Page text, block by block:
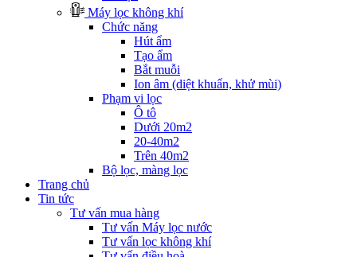
Máy lọc không khí
Chức năng
Hút ẩm
Tạo ẩm
Bắt muỗi
Ion âm (diệt khuẩn, khử mùi)
Phạm vi lọc
Ô tô
Dưới 20m2
20-40m2
Trên 40m2
Bộ lọc, màng lọc
Trang chủ
Tin tức
Tư vấn mua hàng
Tư vấn Máy lọc nước
Tư vấn lọc không khí